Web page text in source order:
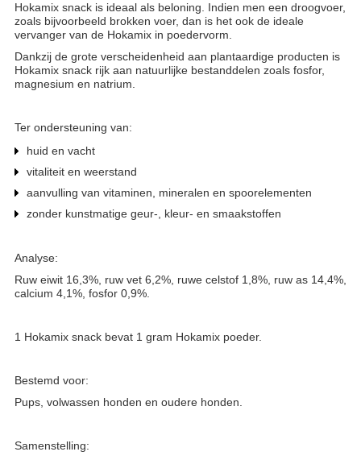
Hokamix snack is ideaal als beloning. Indien men een droogvoer,
zoals bijvoorbeeld brokken voer, dan is het ook de ideale
vervanger van de Hokamix in poedervorm.
Dankzij de grote verscheidenheid aan plantaardige producten is
Hokamix snack rijk aan natuurlijke bestanddelen zoals fosfor,
magnesium en natrium.
Ter ondersteuning van:
huid en vacht
vitaliteit en weerstand
aanvulling van vitaminen, mineralen en spoorelementen
zonder kunstmatige geur-, kleur- en smaakstoffen
Analyse:
Ruw eiwit 16,3%, ruw vet 6,2%, ruwe celstof 1,8%, ruw as 14,4%,
calcium 4,1%, fosfor 0,9%.
1 Hokamix snack bevat 1 gram Hokamix poeder.
Bestemd voor:
Pups, volwassen honden en oudere honden.
Samenstelling: